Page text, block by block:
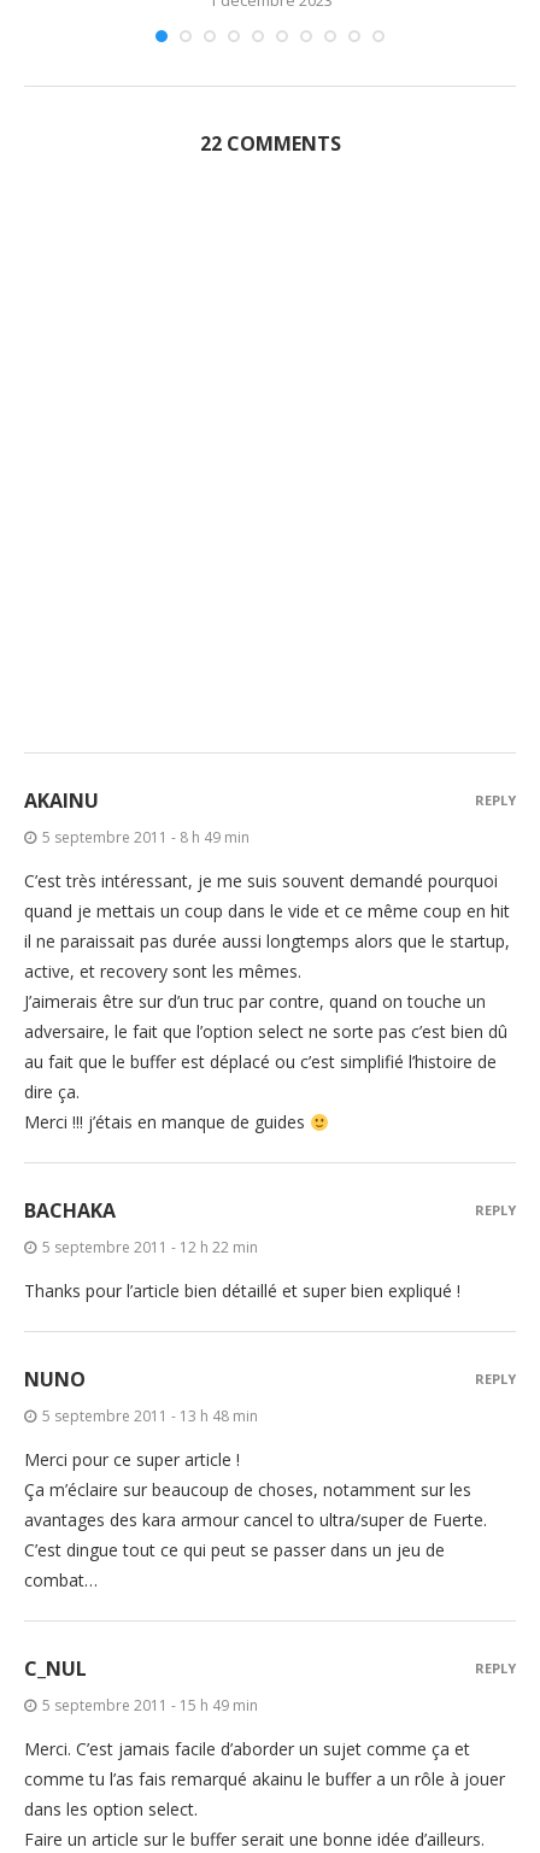
22 COMMENTS
AKAINU
5 septembre 2011 - 8 h 49 min
C’est très intéressant, je me suis souvent demandé pourquoi
quand je mettais un coup dans le vide et ce même coup en hit
il ne paraissait pas durée aussi longtemps alors que le startup,
active, et recovery sont les mêmes.
J’aimerais être sur d’un truc par contre, quand on touche un
adversaire, le fait que l’option select ne sorte pas c’est bien dû
au fait que le buffer est déplacé ou c’est simplifié l’histoire de
dire ça.
Merci !!! j’étais en manque de guides
REPLY
BACHAKA
5 septembre 2011 - 12 h 22 min
Thanks pour l’article bien détaillé et super bien expliqué !
REPLY
NUNO
5 septembre 2011 - 13 h 48 min
Merci pour ce super article !
Ça m’éclaire sur beaucoup de choses, notamment sur les
avantages des kara armour cancel to ultra/super de Fuerte.
C’est dingue tout ce qui peut se passer dans un jeu de
combat…
REPLY
C_NUL
5 septembre 2011 - 15 h 49 min
Merci. C’est jamais facile d’aborder un sujet comme ça et
comme tu l’as fais remarqué akainu le buffer a un rôle à jouer
dans les option select.
Faire un article sur le buffer serait une bonne idée d’ailleurs.
REPLY